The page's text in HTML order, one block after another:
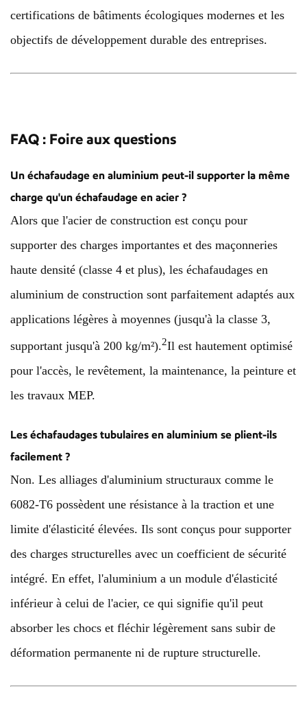
certifications de bâtiments écologiques modernes et les
objectifs de développement durable des entreprises.
FAQ : Foire aux questions
Un échafaudage en aluminium peut-il supporter la même
charge qu'un échafaudage en acier ?
Alors que l'acier de construction est conçu pour
supporter des charges importantes et des maçonneries
haute densité (classe 4 et plus), les échafaudages en
aluminium de construction sont parfaitement adaptés aux
applications légères à moyennes (jusqu'à la classe 3,
supportant jusqu'à 200 kg/m²).2Il est hautement optimisé
pour l'accès, le revêtement, la maintenance, la peinture et
les travaux MEP.
Les échafaudages tubulaires en aluminium se plient-ils
facilement ?
Non. Les alliages d'aluminium structuraux comme le
6082-T6 possèdent une résistance à la traction et une
limite d'élasticité élevées. Ils sont conçus pour supporter
des charges structurelles avec un coefficient de sécurité
intégré. En effet, l'aluminium a un module d'élasticité
inférieur à celui de l'acier, ce qui signifie qu'il peut
absorber les chocs et fléchir légèrement sans subir de
déformation permanente ni de rupture structurelle.